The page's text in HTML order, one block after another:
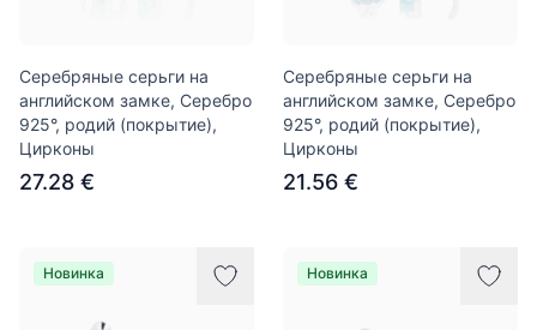
Серебряные серьги на
английском замке, Серебро
925°, родий (покрытие),
Цирконы
27.28 €
Серебряные серьги на
английском замке, Серебро
925°, родий (покрытие),
Цирконы
21.56 €
Новинка Новинка